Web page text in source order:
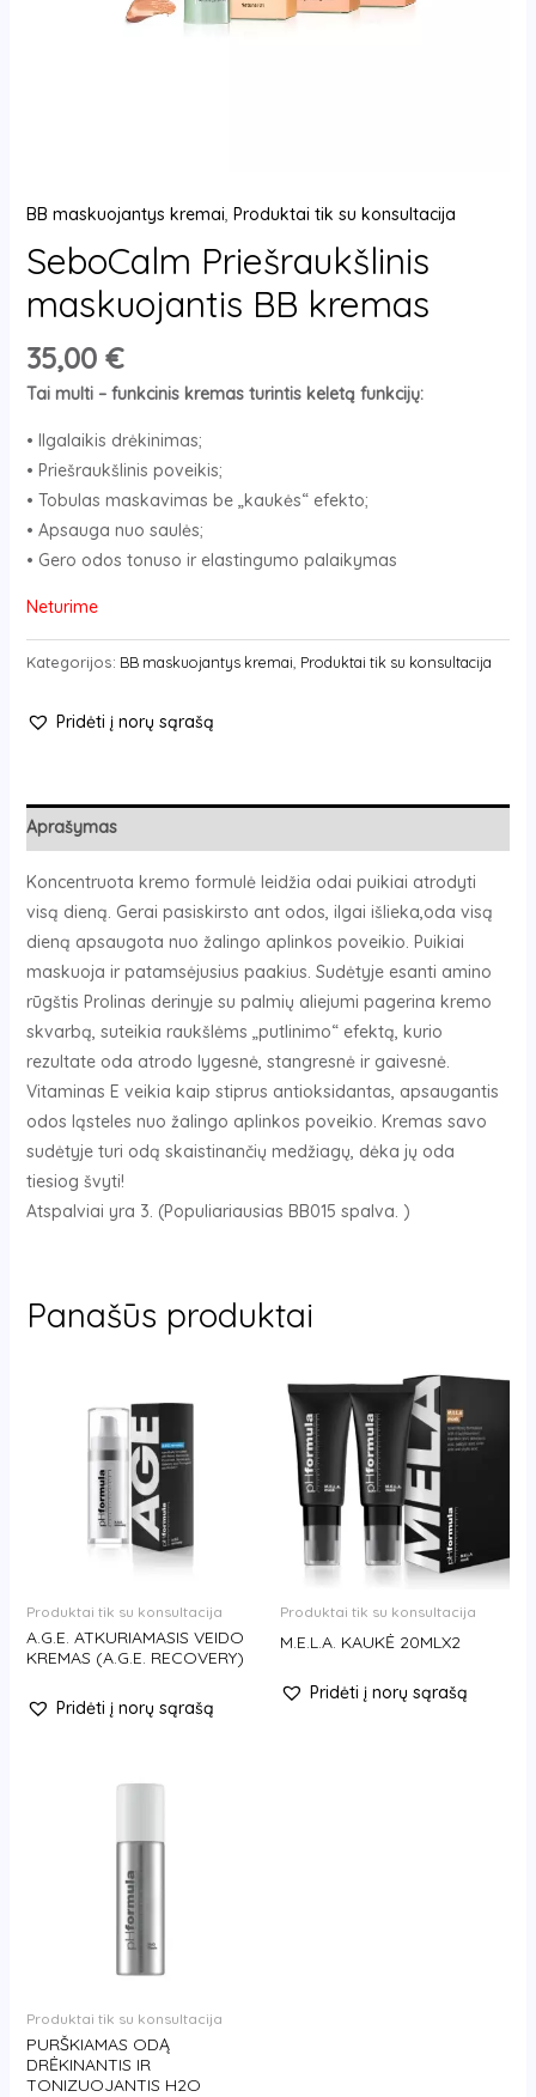
BB maskuojantys kremai, Produktai tik su konsultacija
SeboCalm Priešraukšlinis
maskuojantis BB kremas
35,00 €
Tai multi – funkcinis kremas turintis keletą funkcijų:
• Ilgalaikis drėkinimas;
• Priešraukšlinis poveikis;
• Tobulas maskavimas be „kaukės“ efekto;
• Apsauga nuo saulės;
• Gero odos tonuso ir elastingumo palaikymas
Neturime
Kategorijos: BB maskuojantys kremai Produktai tik su konsultacija
Pridėti į norų sąrašą
Aprašymas
Koncentruota kremo formulė leidžia odai puikiai atrodyti
visą dieną. Gerai pasiskirsto ant odos, ilgai išlieka,oda visą
dieną apsaugota nuo žalingo aplinkos poveikio. Puikiai
maskuoja ir patamsėjusius paakius. Sudėtyje esanti amino
rūgštis Prolinas derinyje su palmių aliejumi pagerina kremo
skvarbą, suteikia raukšlėms „putlinimo“ efektą, kurio
rezultate oda atrodo lygesnė, stangresnė ir gaivesnė.
Vitaminas E veikia kaip stiprus antioksidantas, apsaugantis
odos ląsteles nuo žalingo aplinkos poveikio. Kremas savo
sudėtyje turi odą skaistinančių medžiagų, dėka jų oda
tiesiog švyti!
Atspalviai yra 3. (Populiariausias BB015 spalva. )
Panašūs produktai
Produktai tik su konsultacija
A.G.E. ATKURIAMASIS VEIDO
KREMAS (A.G.E. RECOVERY)
Pridėti į norų sąrašą
Produktai tik su konsultacija
M.E.L.A. KAUKĖ 20MLX2
Pridėti į norų sąrašą
Produktai tik su konsultacija
PURŠKIAMAS ODĄ
DRĖKINANTIS IR
TONIZUOJANTIS H2O